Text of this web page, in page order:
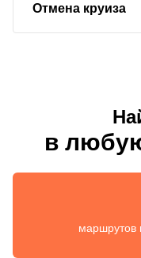
Отмена круиза
в
маршрутов